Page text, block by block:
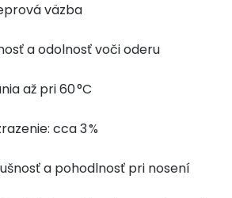
väzba
a odolnosť voči oderu
až pri 60 °C
cca 3 %
a pohodlnosť pri nosení